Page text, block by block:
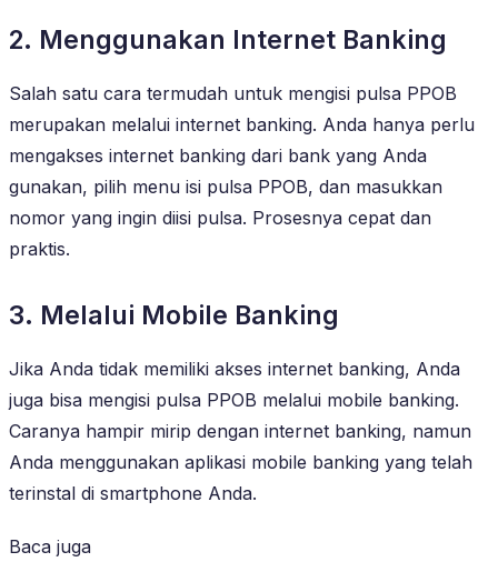
2. Menggunakan Internet Banking
Salah satu cara termudah untuk mengisi pulsa PPOB
merupakan melalui internet banking. Anda hanya perlu
mengakses internet banking dari bank yang Anda
gunakan, pilih menu isi pulsa PPOB, dan masukkan
nomor yang ingin diisi pulsa. Prosesnya cepat dan
praktis.
3. Melalui Mobile Banking
Jika Anda tidak memiliki akses internet banking, Anda
juga bisa mengisi pulsa PPOB melalui mobile banking.
Caranya hampir mirip dengan internet banking, namun
Anda menggunakan aplikasi mobile banking yang telah
terinstal di smartphone Anda.
Baca juga